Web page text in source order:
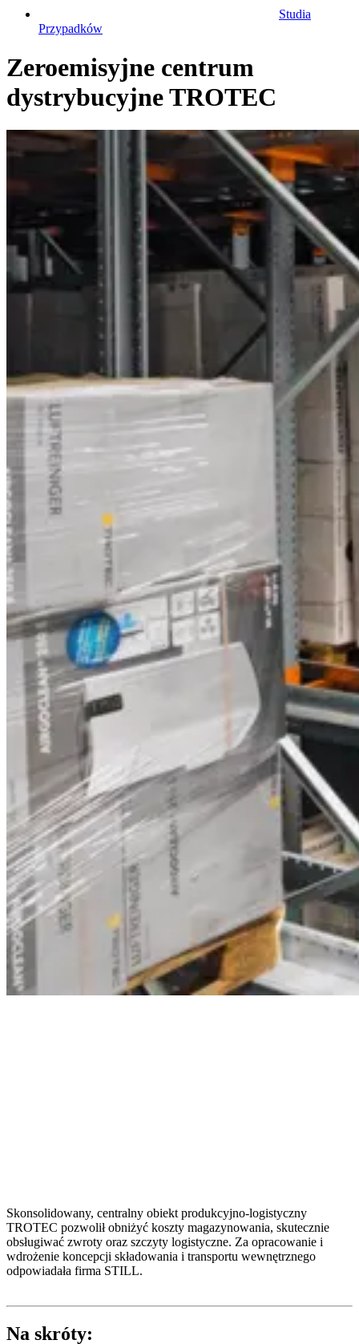
Studia
Przypadków
Zeroemisyjne centrum
dystrybucyjne TROTEC
Skonsolidowany, centralny obiekt produkcyjno-logistyczny
TROTEC pozwolił obniżyć koszty magazynowania, skutecznie
obsługiwać zwroty oraz szczyty logistyczne. Za opracowanie i
wdrożenie koncepcji składowania i transportu wewnętrznego
odpowiadała firma STILL.
Na skróty: